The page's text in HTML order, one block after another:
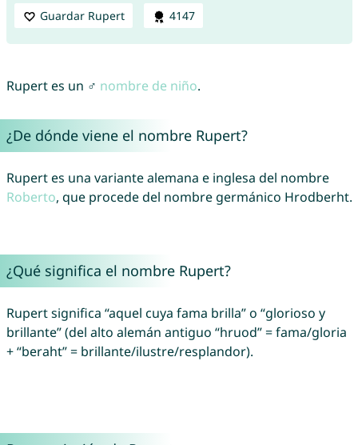
Guardar Rupert 4147
Rupert es un ♂ nombre de niño.
¿De dónde viene el nombre Rupert?
Rupert es una variante alemana e inglesa del nombre
Roberto, que procede del nombre germánico Hrodberht.
¿Qué significa el nombre Rupert?
Rupert significa “aquel cuya fama brilla” o “glorioso y
brillante” (del alto alemán antiguo “hruod” = fama/gloria
+ “beraht” = brillante/ilustre/resplandor).